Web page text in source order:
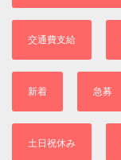
交通費支給
新着 急募
土日祝休み